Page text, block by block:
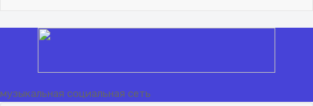
музыкальная социальная сеть